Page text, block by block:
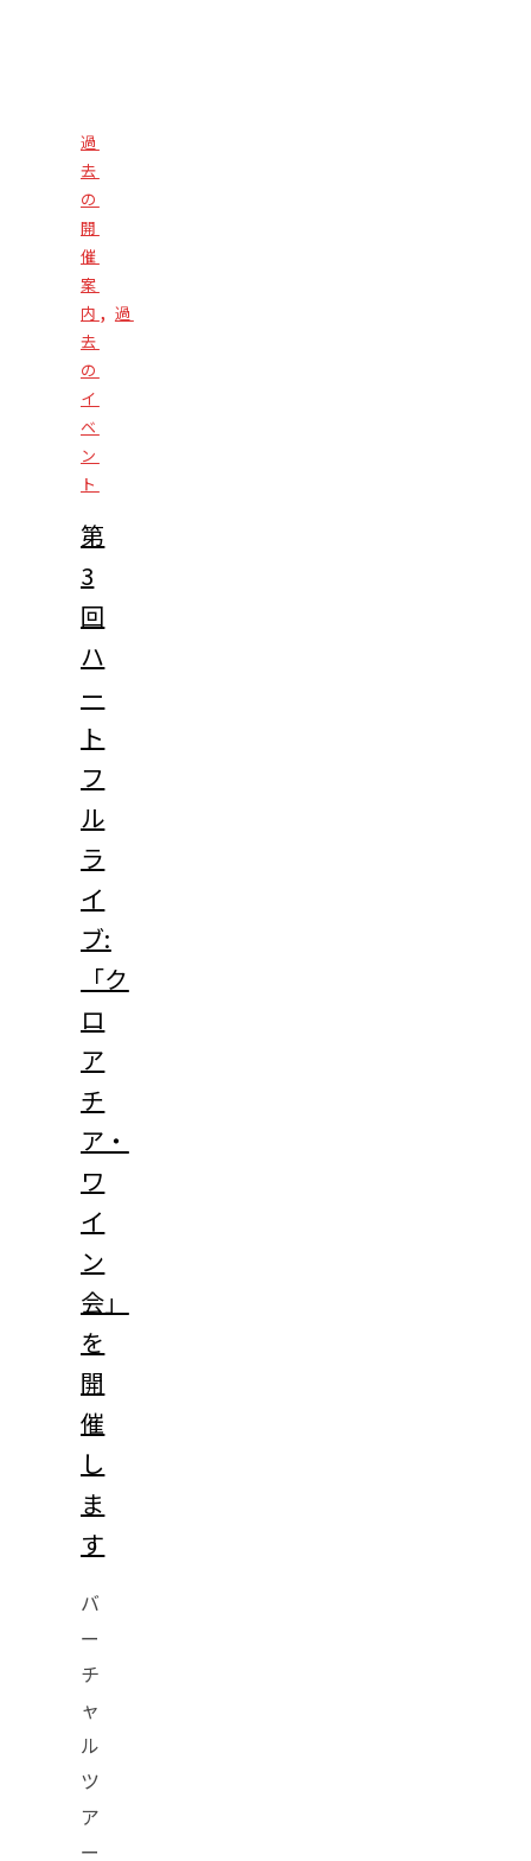
過
去
の
開
催
案
内 , 過
去
の
イ
ベ
ン
ト
第
3
回
ハ
ー
ト
フ
ル
ラ
イ
ブ:
「ク
ロ
ア
チ
ア・
ワ
イ
ン
会」
を
開
催
し
ま
す
バ
ー
チ
ャ
ル
ツ
ア
ー